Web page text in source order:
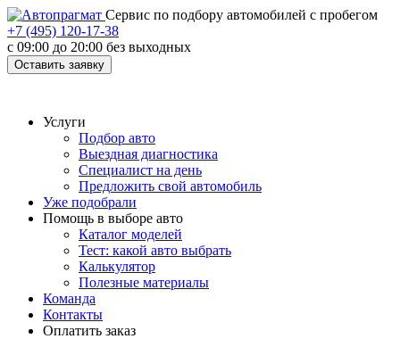
Cервис по подбору автомобилей с пробегом
+7 (495) 120-17-38
с 09:00 до 20:00 без выходных
Оставить заявку
Услуги
Подбор авто
Выездная диагностика
Специалист на день
Предложить свой автомобиль
Уже подобрали
Помощь в выборе авто
Каталог моделей
Тест: какой авто выбрать
Калькулятор
Полезные материалы
Команда
Контакты
Оплатить заказ